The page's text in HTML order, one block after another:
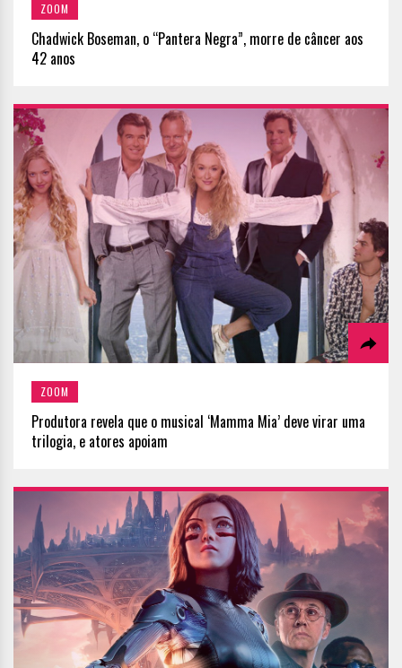
ZOOM
Chadwick Boseman, o “Pantera Negra”, morre de câncer aos
42 anos
ZOOM
Produtora revela que o musical ‘Mamma Mia’ deve virar uma
trilogia, e atores apoiam